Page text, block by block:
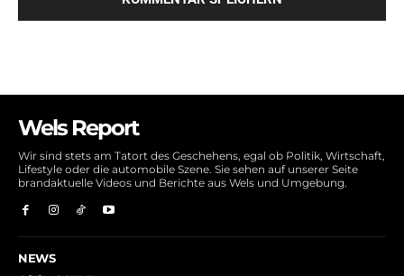
Wels Report
Wir sind stets am Tatort des Geschehens, egal ob Politik, Wirtschaft,
Lifestyle oder die automobile Szene. Sie sehen auf unserer Seite
brandaktuelle Videos und Berichte aus Wels und Umgebung.
NEWS